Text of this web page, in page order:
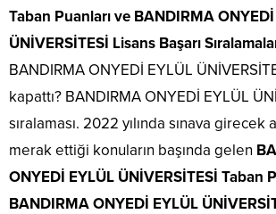
Taban Puanlarıve BANDIRMA
ÜNİVERSİTESİ Lisans Başarı
BANDIRMA ONYEDİ EYLÜL
kapattı? BANDIRMA ONYEDİ EYLÜL
sıralaması. 2022 yılında sınava girecek
merak ettiği konuların başında gelen
ONYEDİ EYLÜL ÜNİVERSİTESİ Taban
BANDIRMA ONYEDİ EYLÜL